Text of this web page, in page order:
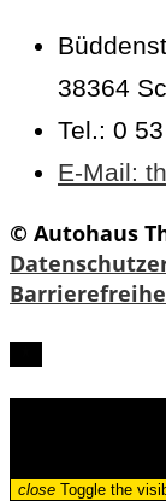
38364
Tel.: 0
E-Mail:
© Autohaus
close Toggle the